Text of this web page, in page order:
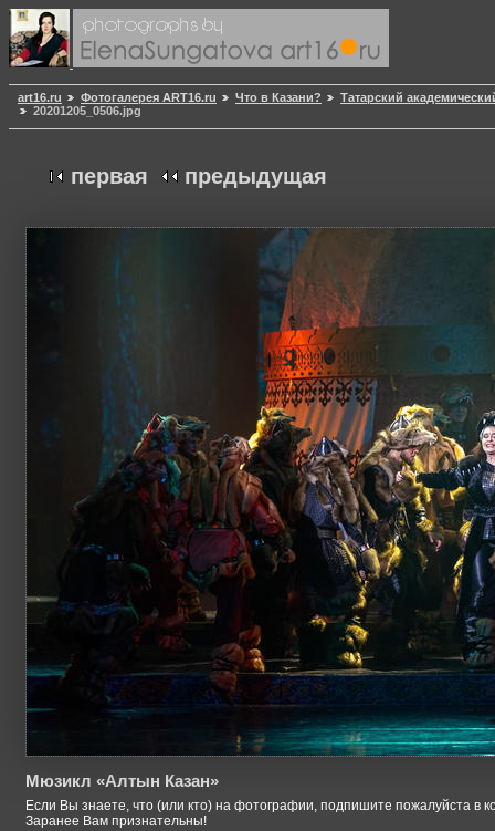
art16.ru Фотогалерея ART16.ru Что в Казани?
Татарский
20201205_0506.jpg
первая предыдущая
Мюзикл «Алтын Казан»
Если Вы знаете, что (или кто) на фотографии, подпишите пожалуйста в
Заранее Вам признательны!